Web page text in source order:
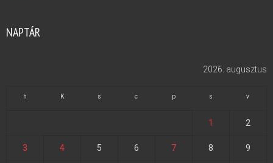
NAPTÁR
2026. augusztus
h K s c p s v
1 2
3 4 5 6 7 8 9